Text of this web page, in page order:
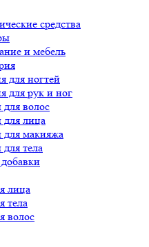
средства
и мебель
для ногтей
для рук и ног
волос
лица
макияжа
тела
лица
тела
волос